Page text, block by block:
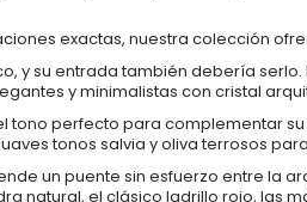
exactas, nuestra colección
y su entrada también debería
y minimalistas con cristal
tono perfecto para complementar
tonos salvia y oliva terrosos
un puente sin esfuerzo entre la
natural, el clásico ladrillo rojo, las